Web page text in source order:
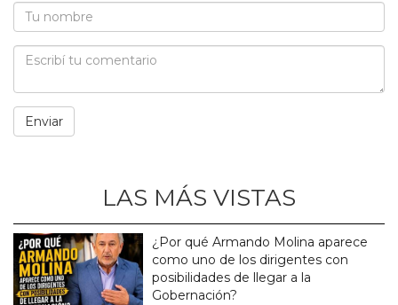
LAS MÁS VISTAS
¿Por qué Armando Molina aparece
como uno de los dirigentes con
posibilidades de llegar a la
Gobernación?